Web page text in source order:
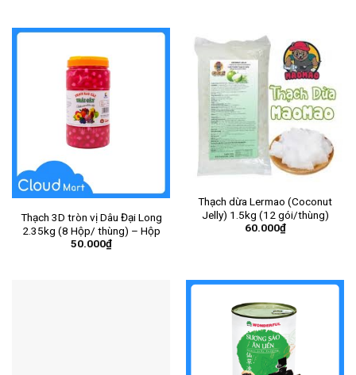
Thạch 3D tròn vị Dâu Đại Long
2.35kg (8 Hộp/ thùng) – Hộp
50.000₫
Thạch dừa Lermao (Coconut
Jelly) 1.5kg (12 gói/thùng)
60.000₫